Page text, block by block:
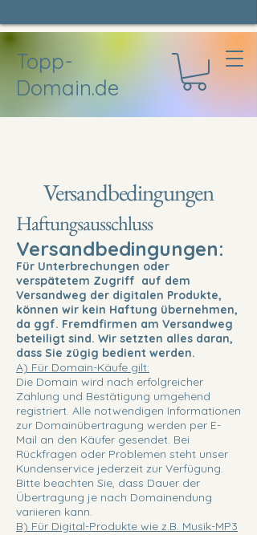
Topp-
Domain.de
Versandbedingungen
Haftungsausschluss
Versandbedingungen:
Für Unterbrechungen oder
verspätetem Zugriff auf dem
Versandweg der digitalen Produkte,
können wir kein Haftung übernehmen,
da ggf. Fremdfirmen am Versandweg
beteiligt sind. Wir setzten alles daran,
dass Sie zügig bedient werden.
A) Für Domain-Käufe gilt:
Die Domain wird nach erfolgreicher
Zahlung und Bestätigung umgehend
registriert. Alle notwendigen Informationen
zur Domainübertragung werden per E-
Mail an den Käufer gesendet. Bei
Rückfragen oder Problemen steht unser
Kundenservice jederzeit zur Verfügung.
Bitte beachten Sie, dass Dauer der
Übertragung je nach Domainendung
variieren kann.
B) Für Digital-Produkte wie z.B. Musik-MP3